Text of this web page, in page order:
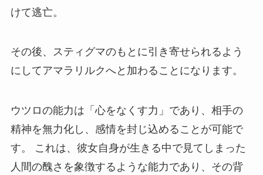
けて逃亡。
その後、スティグマのもとに引き寄せられるよう
にしてアマラリルクへと加わることになります。
ウツロの能力は「心をなくす力」であり、相手の
精神を無力化し、感情を封じ込めることが可能で
す。 これは、彼女自身が生きる中で見てしまった
人間の醜さを象徴するような能力であり、その背